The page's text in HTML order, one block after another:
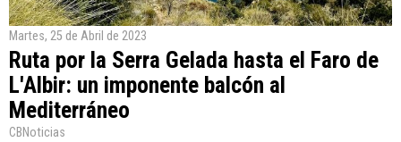
Martes, 25 de Abril de 2023
Ruta por la Serra Gelada hasta el Faro de
L'Albir: un imponente balcón al
Mediterráneo
CBNoticias